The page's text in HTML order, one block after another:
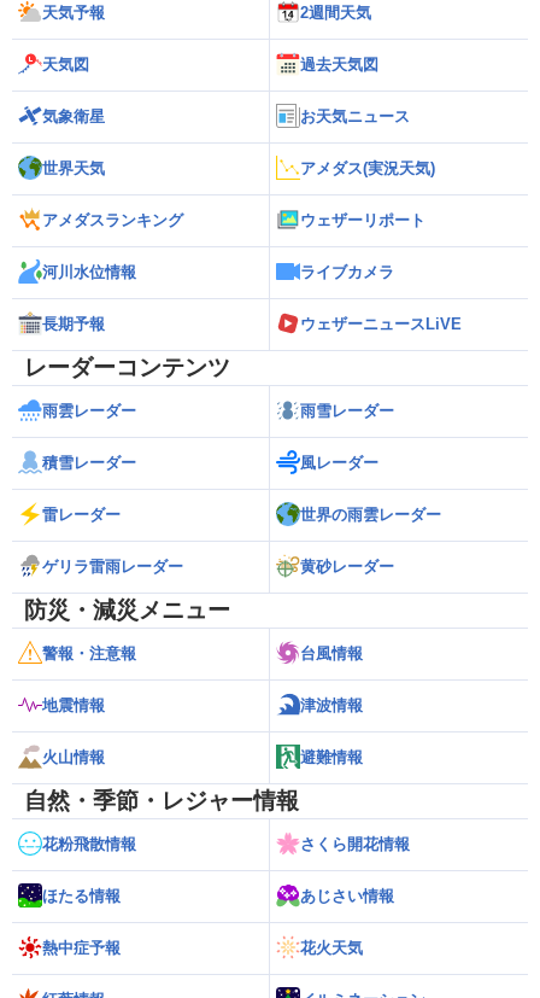
天気予報 2週間天気
天気図 過去天気図
気象衛星 お天気ニュース
世界天気 アメダス(実況天気)
アメダスランキング ウェザーリポート
河川水位情報 ライブカメラ
長期予報 ウェザーニュースLiVE
レーダーコンテンツ
雨雲レーダー 雨雪レーダー
積雪レーダー 風レーダー
雷レーダー 世界の雨雲レーダー
ゲリラ雷雨レーダー 黄砂レーダー
防災・減災メニュー
警報・注意報 台風情報
地震情報 津波情報
火山情報 避難情報
自然・季節・レジャー情報
花粉飛散情報 さくら開花情報
ほたる情報 あじさい情報
熱中症予報 花火天気